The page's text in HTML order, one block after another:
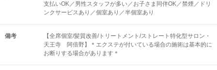
支払いOK／男性スタッフが多い／お子さま同伴OK／禁煙／ドリ
ンクサービスあり／個室あり／半個室あり
備考
【全席個室/髪質改善/トリートメント/ストレート特化型サロン・
天王寺 阿倍野】＊エクステが付いている場合の施術は基本的に
お断りする場合があります＊